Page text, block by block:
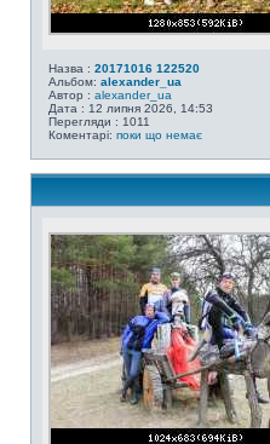
Назва : 20171016 122520
Альбом: alexander_ua
Автор : alexander_ua
Дата : 12 липня 2026, 14:53
Перегляди : 1011
Коментарі: поки що немає